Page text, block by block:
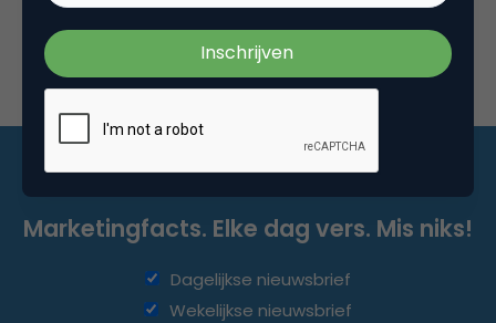
Marketingfacts. Elke dag vers. Mis niks!
Dagelijkse nieuwsbrief
Wekelijkse nieuwsbrief